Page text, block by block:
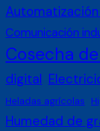
Comunicación
Cosecha
digital
Heladas agrícolas
Humedad de